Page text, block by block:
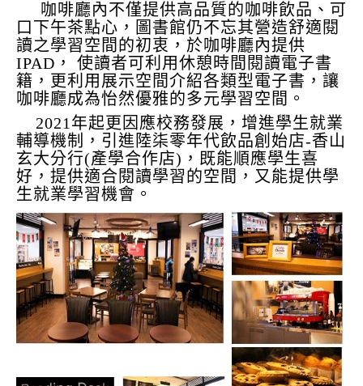
咖啡廳內不僅提供高品質的咖啡飲品、可
口下午茶點心，圖書館仍不忘其營造舒適閱
讀之學習空間的初衷，於咖啡廳內提供
IPAD， 使讀者可利用休憩時間閱讀電子書
籍，更利用展示空間介紹各類型電子書，讓
咖啡廳成為怡然優雅的多元學習空間。
2021年起更因應校務發展，增進學生就業
輔導機制，引進陸柒零年代飲品創始店-香山
玄大分行(產學合作店)，既能順應學生喜
好，提供適合閱讀學習的空間，又能提供學
生就業學習機會。